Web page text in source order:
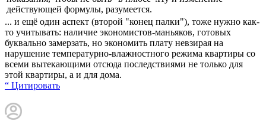
действующей формулы, разумеется.
... и ещё один аспект (второй "конец палки"), тоже нужно как-
то учитывать: наличие экономистов-маньяков, готовых
буквально замерзать, но экономить плату невзирая на
нарушение температурно-влажностного режима квартиры со
всеми вытекающими отсюда последствиями не только для
этой квартиры, а и для дома.
“ Цитировать